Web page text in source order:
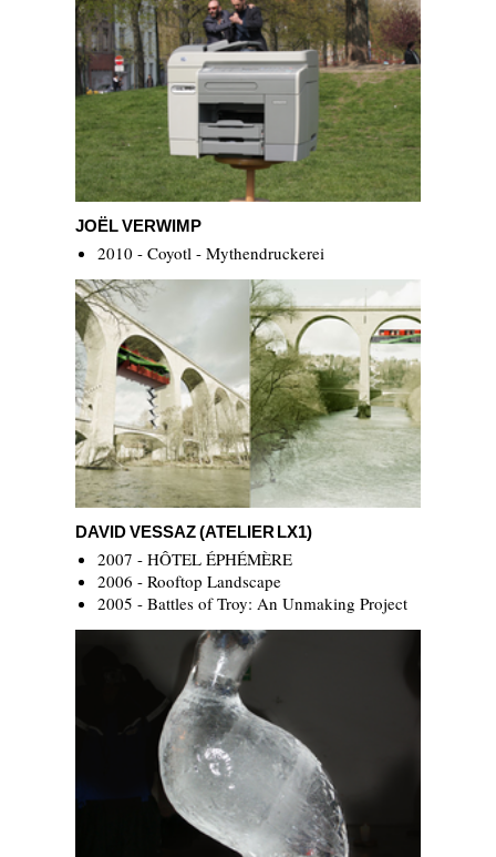
Joël Verwimp
JOËL VERWIMP
2010 - Coyotl - Mythendruckerei
DAVID VESSAZ (ATELIER LX1)
2007 - HÔTEL ÉPHÉMÈRE
2006 - Rooftop Landscape
2005 - Battles of Troy: An Unmaking Project